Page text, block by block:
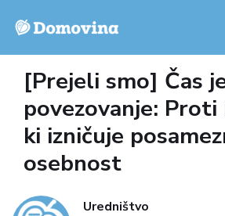
[Prejeli smo] Čas
povezovanje:
ki izničuje
osebnost
Uredništvo